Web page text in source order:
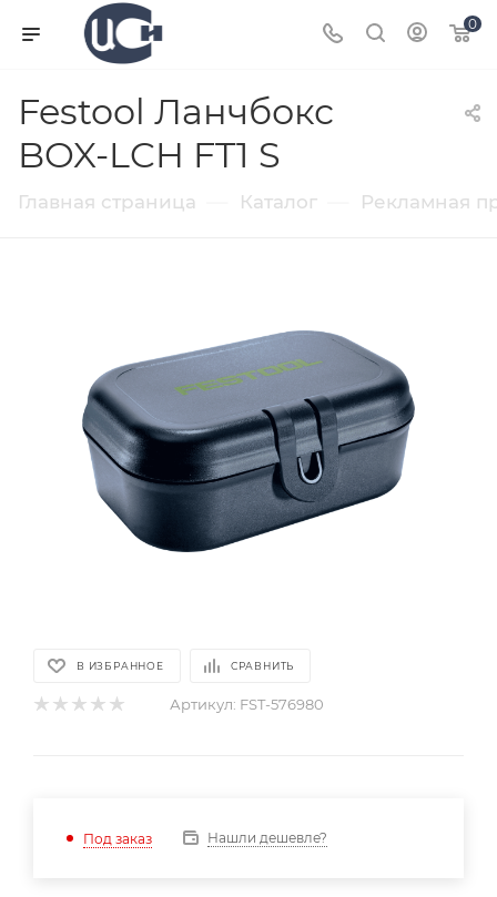
0
Festool Ланчбокс
BOX-LCH FT1 S
Главная страница Каталог Рекламная
В ИЗБРАННОЕ СРАВНИТЬ
Артикул: FST-576980
Под заказ Нашли дешевле?